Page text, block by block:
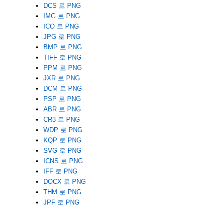
DCS 로 PNG
IMG 로 PNG
ICO 로 PNG
JPG 로 PNG
BMP 로 PNG
TIFF 로 PNG
PPM 로 PNG
JXR 로 PNG
DCM 로 PNG
PSP 로 PNG
ABR 로 PNG
CR3 로 PNG
WDP 로 PNG
KQP 로 PNG
SVG 로 PNG
ICNS 로 PNG
IFF 로 PNG
DOCX 로 PNG
THM 로 PNG
JPF 로 PNG